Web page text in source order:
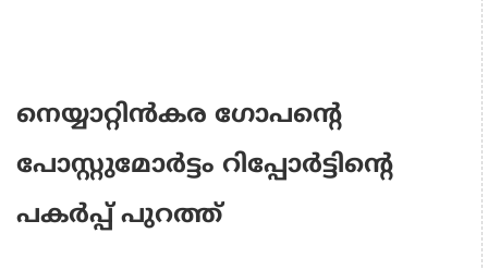
നെയ്യാറ്റിൻകര ഗോപൻ്റെ
പോസ്റ്റുമോർട്ടം റിപ്പോർട്ടിൻ്റെ
പകർപ്പ് പുറത്ത്